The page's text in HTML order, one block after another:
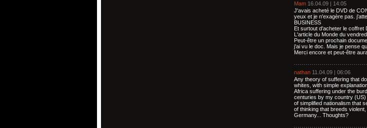
Mam 16.04.09 | 14:05
J'avais acheté le DVD de
yeux et je n'exagère pas.
BUSINESS
Et surtout d'acheter le coffret
L'article du Monde du
Peut-être un prochain
j'ai vu le doc. Mais je pense
Merci encore et peut-être
nathan 11.04.09 | 06:06
Any theory of suffering that
whites, with simple
Africa suffering under the
centuries by my country
of simplified nationalism that
of thinking that breeds
Germany... Thoughts?